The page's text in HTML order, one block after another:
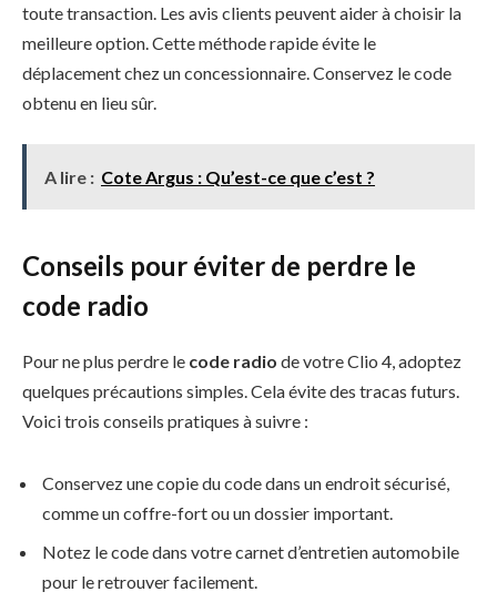
toute transaction. Les avis clients peuvent aider à choisir la
meilleure option. Cette méthode rapide évite le
déplacement chez un concessionnaire. Conservez le code
obtenu en lieu sûr.
A lire : Cote Argus : Qu’est-ce que c’est ?
Conseils pour éviter de perdre le
code radio
Pour ne plus perdre le code radio de votre Clio 4, adoptez
quelques précautions simples. Cela évite des tracas futurs.
Voici trois conseils pratiques à suivre :
Conservez une copie du code dans un endroit sécurisé,
comme un coffre-fort ou un dossier important.
Notez le code dans votre carnet d’entretien automobile
pour le retrouver facilement.